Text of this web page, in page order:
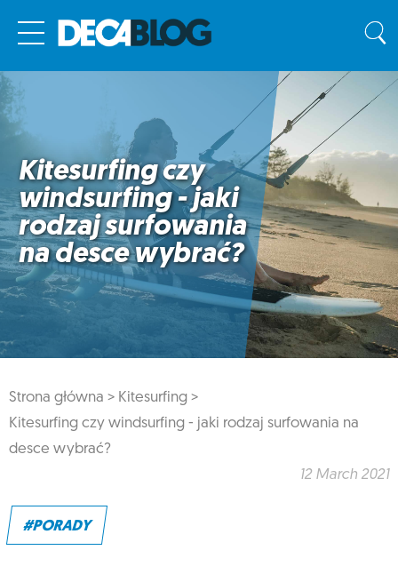
Kitesurfing czy
windsurfing - jaki
rodzaj surfowania
na desce wybrać?
Strona główna > Kitesurfing >
Kitesurfing czy windsurfing - jaki rodzaj surfowania na
desce wybrać?
12 March 2021
#PORADY